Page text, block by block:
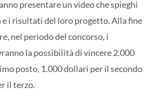
presentare un video che spieghi
e i risultati del loro progetto. Alla fine
nel periodo del concorso, i
la possibilità di vincere 2.000
posto, 1.000 dollari per il secondo
il terzo.